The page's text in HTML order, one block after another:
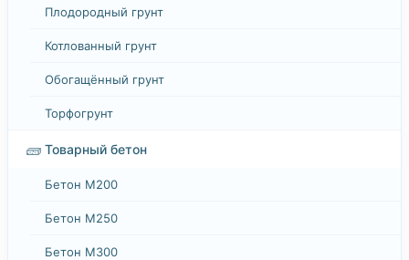
Плодородный грунт
Котлованный грунт
Обогащённый грунт
Торфогрунт
🧱 Товарный бетон
Бетон М200
Бетон М250
Бетон М300